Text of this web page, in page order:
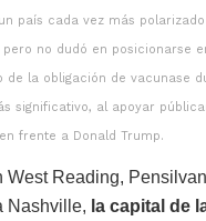
país cada vez más
no dudó en posicionarse
de la obligación de vacunase
significativo, al apoyar
frente a Donald Trump.
West Reading,
Nashville, la capital de